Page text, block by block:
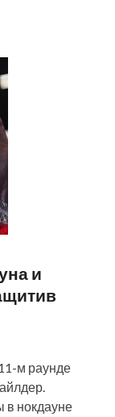
и
м раунде
в нокдауне